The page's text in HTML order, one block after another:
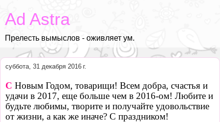
Ad Astra
Прелесть вымыслов - оживляет ум.
суббота, 31 декабря 2016 г.
С Новым Годом, товарищи! Всем добра, счастья и
удачи в 2017, еще больше чем в 2016-ом! Любите и
будьте любимы, творите и получайте удовольствие
от жизни, а как же иначе? С праздником!